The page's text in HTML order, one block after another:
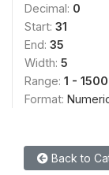
Decimal: 0
Start: 31
End: 35
Width: 5
Range: 1 -
Format:
Back to